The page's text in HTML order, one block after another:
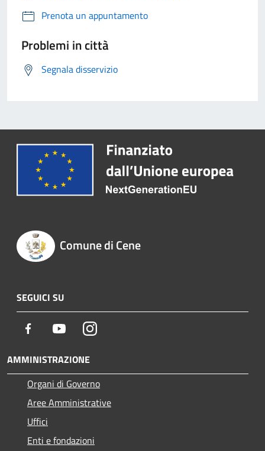
Prenota un appuntamento
Problemi in città
Segnala disservizio
Comune di Cene
SEGUICI SU
Facebook YoutubeInstagram
AMMINISTRAZIONE
Organi di Governo
Aree Amministrative
Uffici
Enti e fondazioni